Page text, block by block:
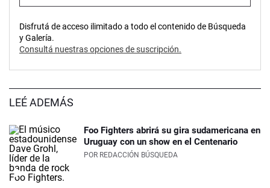
Disfrutá de acceso ilimitado a todo el contenido de Búsqueda
y Galería.
Consultá nuestras opciones de suscripción.
LEÉ ADEMÁS
Foo Fighters abrirá su gira sudamericana en
Uruguay con un show en el Centenario
POR REDACCIÓN BÚSQUEDA